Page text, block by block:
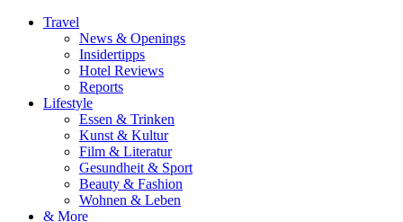
Travel
News & Openings
Insidertipps
Hotel Reviews
Reports
Lifestyle
Essen & Trinken
Kunst & Kultur
Film & Literatur
Gesundheit & Sport
Beauty & Fashion
Wohnen & Leben
& More